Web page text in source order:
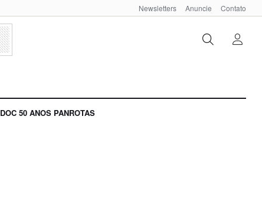
Newsletters Anuncie Contato
DOC 50 ANOS PANROTAS